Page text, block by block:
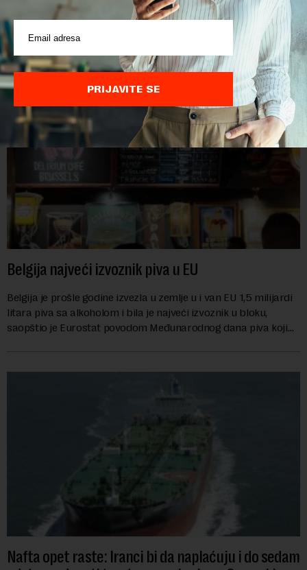
Cene hrane u svetu su sada najviše za tri i po godine, jer letnji
toplotni talasi i ratovi u Ukrajini i na Bliskom istoku povećavaju
troškove, piše britanski list Gardijan.Indeks cena
prehrambenih proiz...
Belgija najveći izvoznik piva u EU
Belgija je prošle godine izvezla u zemlje u i van EU 1,5 milijardi
litara piva sa alkoholom i bila je najveći izvoznik u bloku,
saopštio je Eurostat povodom Međunarodnog dana piva koji
Nafta opet raste: Iranci bi da naplaćuju i do sedam
PRIJAVITE SE